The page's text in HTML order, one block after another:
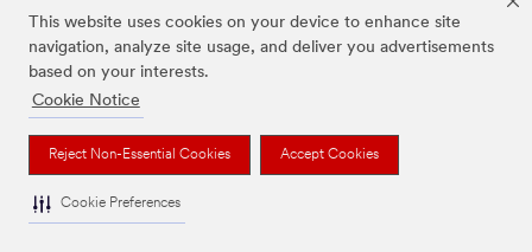
This website uses cookies on your device to enhance site
navigation, analyze site usage, and deliver you advertisements
based on your interests.
Cookie Notice
Reject Non-Essential Cookies Accept Cookies
Cookie Preferences